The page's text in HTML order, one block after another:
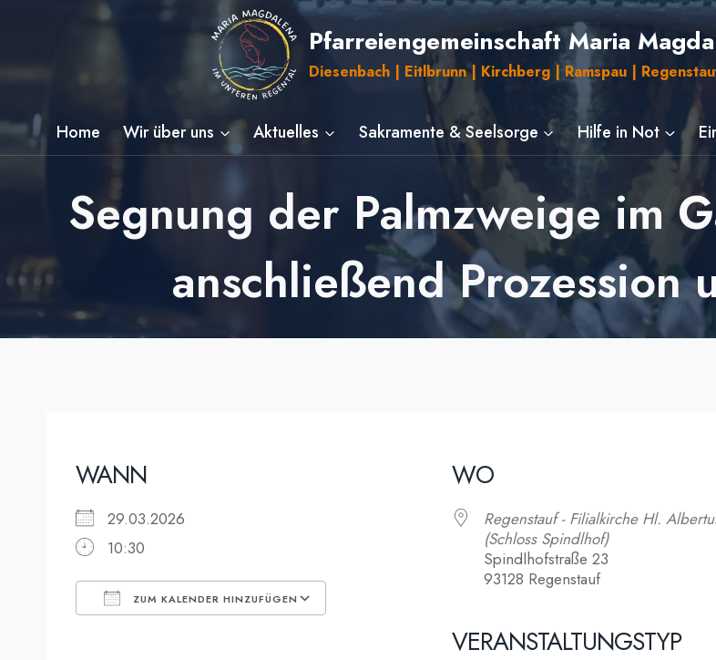
Pfarreiengemeinschaft Maria
Diesenbach | Eitlbrunn | Kirchberg | Ramspau |
Home Wir über uns Aktuelles Sakramente & Seelsorge Hilfe in Not
Segnung der Palmzweige im
anschließend Prozession
WANN
29.03.2026
10:30
ZUM KALENDER HINZUFÜGEN
Google Kalender iCalendar
WO
Regenstauf - Filialkirche Hl.
(Schloss Spindlhof)
Spindlhofstraße 23
93128 Regenstauf
VERANSTALTUNGSTYP